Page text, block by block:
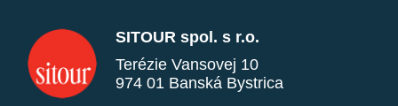
SITOUR spol. s r.o.
Terézie Vansovej 10
974 01 Banská Bystrica